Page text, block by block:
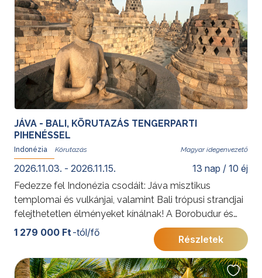
program során!
További érdekességekért Kínáról kattintson ide.
JÁVA - BALI, KÖRUTAZÁS TENGERPARTI
PIHENÉSSEL
Indonézia Magyar idegenvezető
2026.11.03. - 2026.11.15. 13 nap / 10 éj
Fedezze fel Indonézia csodáit: Jáva misztikus
templomai és vulkánjai, valamint Bali trópusi strandjai
felejthetetlen élményeket kínálnak! A Borobudur és
Prambanan szentélyeitől a Bromo vulkán látványáig,
végül Bali nyugalmáig ez az utazás a kultúra és a
természet tökéletes harmóniáját tárja Ön elé.
További érdekességekért Indonéziáról kattintson ide.
1 279 000 Ft -tól/fő
Részletek